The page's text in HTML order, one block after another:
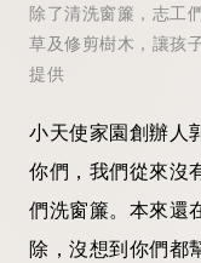
除了清洗窗簾，志工
草及修剪樹木，讓孩
提供
小天使家園創辦人
你們，我們從來沒
們洗窗簾。本來還
除，沒想到你們都